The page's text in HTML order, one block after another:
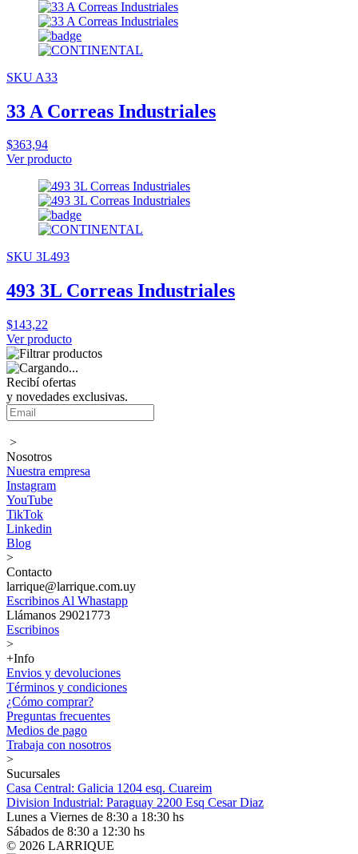
SKU A33
33 A Correas Industriales
$363,94
Ver producto
SKU 3L493
493 3L Correas Industriales
$143,22
Ver producto
Recibí ofertas
y novedades exclusivas.
>
Nosotros
Nuestra empresa
Instagram
YouTube
TikTok
Linkedin
Blog
>
Contacto
larrique@larrique.com.uy
Escribinos Al Whastapp
Llámanos 29021773
Escribinos
>
+Info
Envios y devoluciones
Términos y condiciones
¿Cómo comprar?
Preguntas frecuentes
Medios de pago
Trabaja con nosotros
>
Sucursales
Casa Central: Galicia 1204 esq. Cuareim
Division Industrial: Paraguay 2200 Esq Cesar Diaz
Lunes a Viernes de 8:30 a 18:30 hs
Sábados de 8:30 a 12:30 hs
© 2026 LARRIQUE